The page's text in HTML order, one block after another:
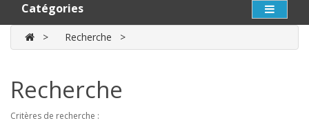
Catégories
Recherche
Recherche
Critères de recherche :